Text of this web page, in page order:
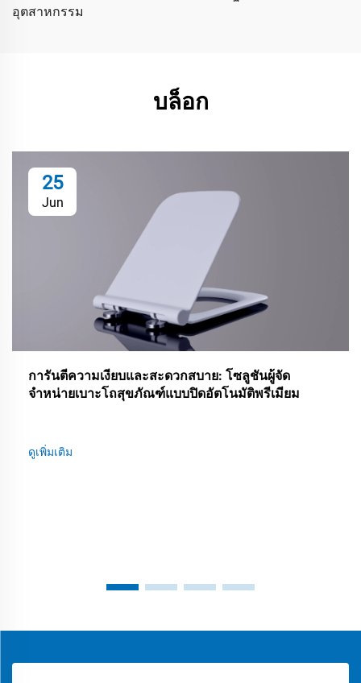
อุตสาหกรรม
บล็อก
25
Jun
การันตีความเงียบและสะดวกสบาย: โซลูชันผู้จัด
จำหน่ายเบาะโถสุขภัณฑ์แบบปิดอัตโนมัติพรีเมียม
ดูเพิ่มเติม